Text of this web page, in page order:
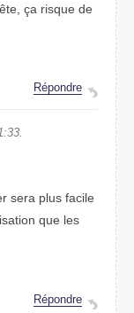
ça risque de
Répondre
sera plus facile
que les
Répondre